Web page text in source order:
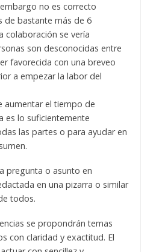
no es correcto
de bastante más de 6
colaboración se vería
son desconocidas entre
favorecida con una breveo
a empezar la labor del
aumentar el tiempo de
es lo suficientemente
las partes o para ayudar en
pregunta o asunto en
en una pizarra o similar
todos.
se propondrán temas
con claridad y exactitud. El